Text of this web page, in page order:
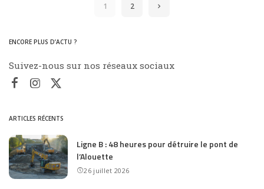
1 2
ENCORE PLUS D’ACTU ?
Suivez-nous sur nos réseaux sociaux
ARTICLES RÉCENTS
Ligne B : 48 heures pour détruire le pont de
l’Alouette
26 juillet 2026